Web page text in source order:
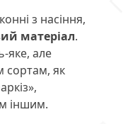
з насіння,
матеріал.
яке, але
сортам, як
іншим.